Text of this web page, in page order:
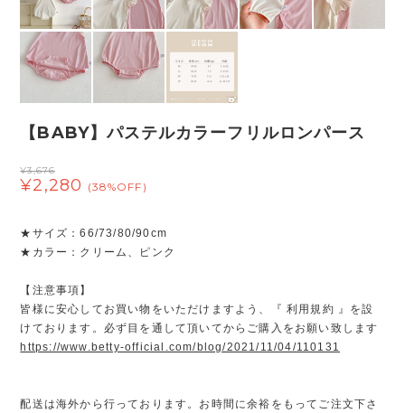
【BABY】パステルカラーフリルロンパース
¥3,676
¥2,280 (38%OFF)
★サイズ：66/73/80/90cm
★カラー：クリーム、ピンク
【注意事項】
皆様に安心してお買い物をいただけますよう、『 利用規約 』を設
けております。必ず目を通して頂いてからご購入をお願い致します
https://www.betty-official.com/blog/2021/11/04/110131
配送は海外から行っております。お時間に余裕をもってご注文下さ